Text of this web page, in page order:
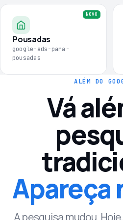
Pousadas
google-ads-para-
pousadas
ALÉM DO
Vá
Apareça
A pesquisa mudou.